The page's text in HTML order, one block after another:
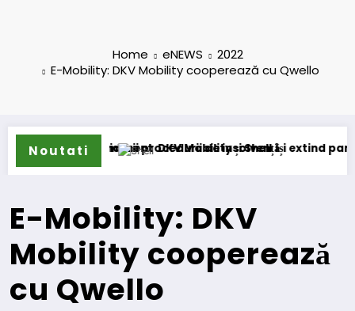
Home eNEWS
2022
E-Mobility: DKV Mobility cooperează cu Qwello
Noutatiprocedurii de insolvență
DKV Mobility și Shell își extind parteneriatul
E-Mobility: DKV
Mobility cooperează
cu Qwello